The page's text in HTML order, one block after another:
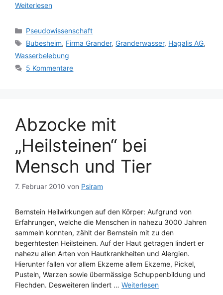
Weiterlesen
Kategorien
Pseudowissenschaft
Schlagwörter
Bubesheim, Firma Grander,Granderwasser, Hagalis AG,
Wasserbelebung
5 Kommentare
Abzocke mit
„Heilsteinen“ bei
Mensch und Tier
7. Februar 2010 von Psiram
Bernstein Heilwirkungen auf den Körper: Aufgrund von
Erfahrungen, welche die Menschen in nahezu 3000 Jahren
sammeln konnten, zählt der Bernstein mit zu den
begerhtesten Heilsteinen. Auf der Haut getragen lindert er
nahezu allen Arten von Hautkrankheiten und Alergien.
Hierunter fallen vor allem Ekzeme allem Ekzeme, Pickel,
Pusteln, Warzen sowie übermässige Schuppenbildung und
Flechden. Desweiteren lindert … Weiterlesen